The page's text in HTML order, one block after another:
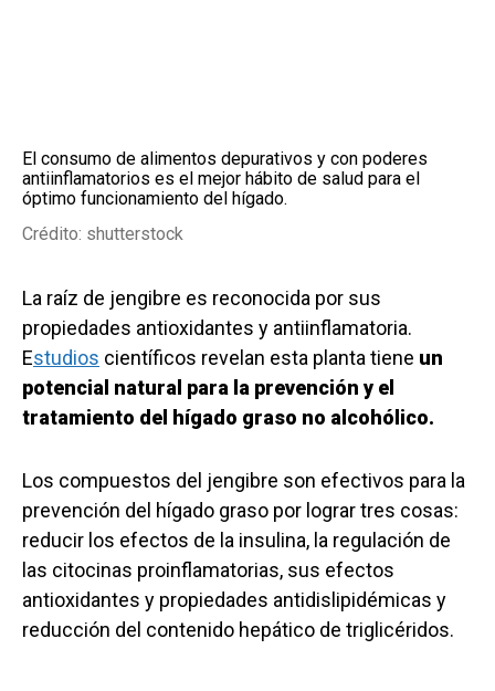
El consumo de alimentos depurativos y con poderes
antiinflamatorios es el mejor hábito de salud para el
óptimo funcionamiento del hígado.
Crédito: shutterstock
La raíz de jengibre es reconocida por sus
propiedades antioxidantes y antiinflamatoria.
Estudios científicos revelan esta planta tiene un
potencial natural para la prevención y el
tratamiento del hígado graso no alcohólico.
Los compuestos del jengibre son efectivos para la
prevención del hígado graso por lograr tres cosas:
reducir los efectos de la insulina, la regulación de
las citocinas proinflamatorias, sus efectos
antioxidantes y propiedades antidislipidémicas y
reducción del contenido hepático de triglicéridos.